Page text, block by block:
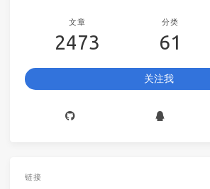
文章
2473
分类
61
关注我
链接